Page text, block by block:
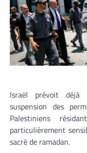
Israël prévoit déjà
suspension des
Palestiniens
particulièrement
sacré de ramadan.